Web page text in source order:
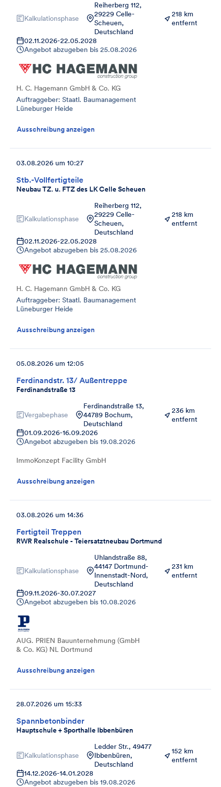
Kalkulationsphase
Reiherberg 112,
29229 Celle-
Scheuen,
Deutschland
218 km
entfernt
02.11.2026-22.05.2028
Angebot abzugeben bis 25.08.2026
H. C. Hagemann GmbH & Co. KG
Auftraggeber: Staatl. Baumanagement
Lüneburger Heide
Ausschreibung anzeigen
Stb.-Vollfertigteile
Neubau TZ. u. FTZ des LK Celle Scheuen
03.08.2026 um 10:27
Kalkulationsphase
Reiherberg 112,
29229 Celle-
Scheuen,
Deutschland
218 km
entfernt
02.11.2026-22.05.2028
Angebot abzugeben bis 25.08.2026
H. C. Hagemann GmbH & Co. KG
Auftraggeber: Staatl. Baumanagement
Lüneburger Heide
Ausschreibung anzeigen
Ferdinandstr. 13/ Außentreppe
Ferdinandstraße 13
05.08.2026 um 12:05
Vergabephase
Ferdinandstraße 13,
44789 Bochum,
Deutschland
236 km
entfernt
01.09.2026-16.09.2026
Angebot abzugeben bis 19.08.2026
ImmoKonzept Facility GmbH
Ausschreibung anzeigen
Fertigteil Treppen
RWR Realschule - Teiersatztneubau Dortmund
03.08.2026 um 14:36
Kalkulationsphase
Uhlandstraße 88,
44147 Dortmund-
Innenstadt-Nord,
Deutschland
231 km
entfernt
09.11.2026-30.07.2027
Angebot abzugeben bis 10.08.2026
AUG. PRIEN Bauunternehmung (GmbH
& Co. KG) NL Dortmund
Ausschreibung anzeigen
Spannbetonbinder
Hauptschule + Sporthalle Ibbenbüren
28.07.2026 um 15:33
Kalkulationsphase
Ledder Str., 49477
Ibbenbüren,
Deutschland
152 km
entfernt
14.12.2026-14.01.2028
Angebot abzugeben bis 19.08.2026